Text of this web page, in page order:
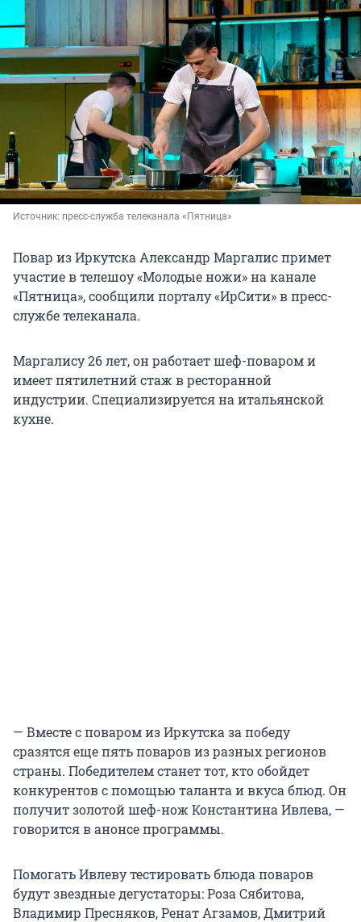
Источник: пресс-служба телеканала «Пятница»
Повар из Иркутска Александр Маргалис примет
участие в телешоу «Молодые ножи» на канале
«Пятница», сообщили порталу «ИрСити» в пресс-
службе телеканала.
Маргалису 26 лет, он работает шеф-поваром и
имеет пятилетний стаж в ресторанной
индустрии. Специализируется на итальянской
кухне.
— Вместе с поваром из Иркутска за победу
сразятся еще пять поваров из разных регионов
страны. Победителем станет тот, кто обойдет
конкурентов с помощью таланта и вкуса блюд. Он
получит золотой шеф-нож Константина Ивлева, —
говорится в анонсе программы.
Помогать Ивлеву тестировать блюда поваров
будут звездные дегустаторы: Роза Сябитова,
Владимир Пресняков, Ренат Агзамов, Дмитрий